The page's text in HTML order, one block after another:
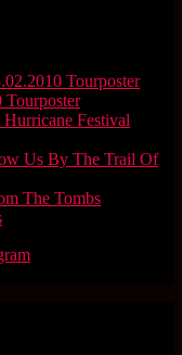
Tourposter
Tourposter
Festival
Us By The Trail Of
The Tombs